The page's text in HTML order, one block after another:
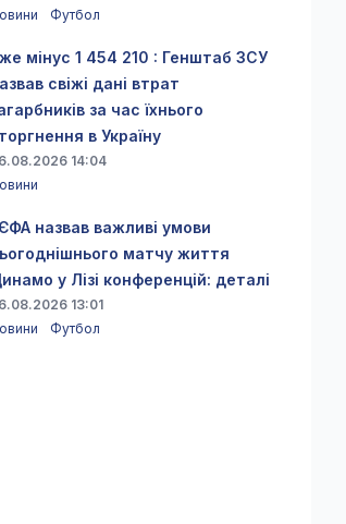
Футбол
мінус 1 454 210 : Генштаб ЗСУ
свіжі дані втрат
за час їхнього
в Україну
14:04
назвав важливі умови
матчу життя
у Лізі конференцій: деталі
13:01
Футбол